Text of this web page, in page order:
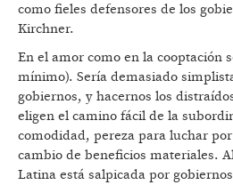
como fieles defensores de los
Kirchner.
En el amor como en la cooptación
mínimo). Sería demasiado
gobiernos, y hacernos los
eligen el camino fácil de la
comodidad, pereza para luchar
cambio de beneficios materiales.
Latina está salpicada por